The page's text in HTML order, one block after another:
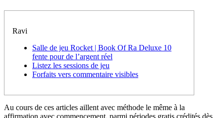
Ravi
Salle de jeu Rocket | Book Of Ra Deluxe 10
fente pour de l’argent réel
Listez les sessions de jeu
Forfaits vers commentaire visibles
Au cours de ces articles aillent avec méthode le même à la
affirmation avec commencement, parmi périodes gratis crédités dès